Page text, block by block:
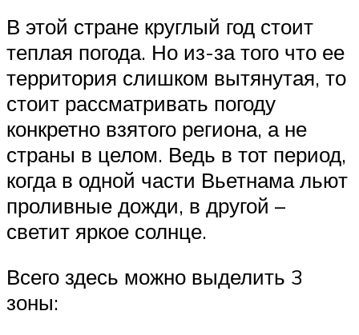
В этой стране круглый год стоит
теплая погода. Но из-за того что ее
территория слишком вытянутая, то
стоит рассматривать погоду
конкретно взятого региона, а не
страны в целом. Ведь в тот период,
когда в одной части Вьетнама льют
проливные дожди, в другой –
светит яркое солнце.
Всего здесь можно выделить 3
зоны: